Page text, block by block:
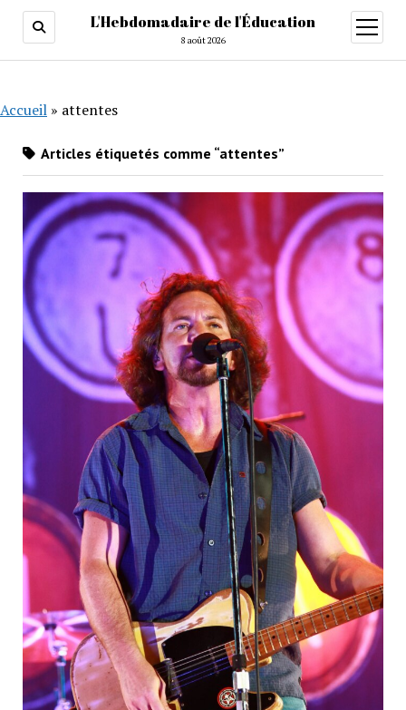
L'Hebdomadaire de l'Éducation
8 août 2026
ouvrir
menu
Accueil » attentes
Articles étiquetés comme “attentes”